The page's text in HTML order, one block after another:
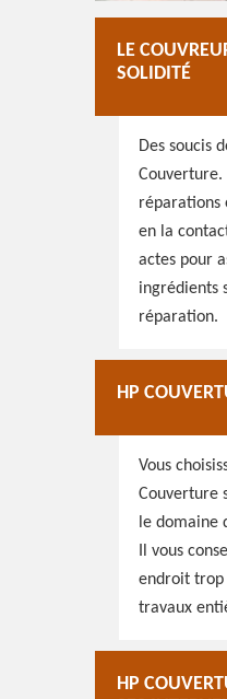
LE
SOLIDITÉ
Des soucis
Couverture.
réparations
en la
actes pour
ingrédients
réparation.
HP
Vous
Couverture
le domaine
Il vous
endroit trop
travaux
HP